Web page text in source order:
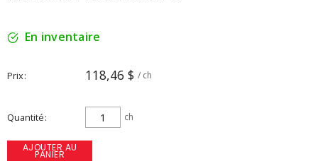
En inventaire
Prix 118,46 $ / ch
Quantité ch
AJOUTER AU
PANIER